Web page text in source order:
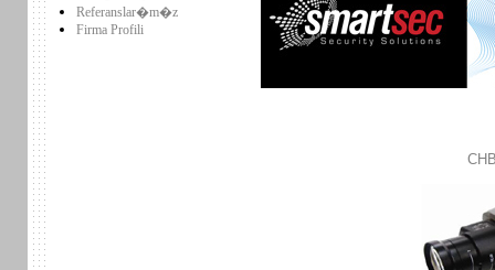
Referanslar�m�z
Firma Profili